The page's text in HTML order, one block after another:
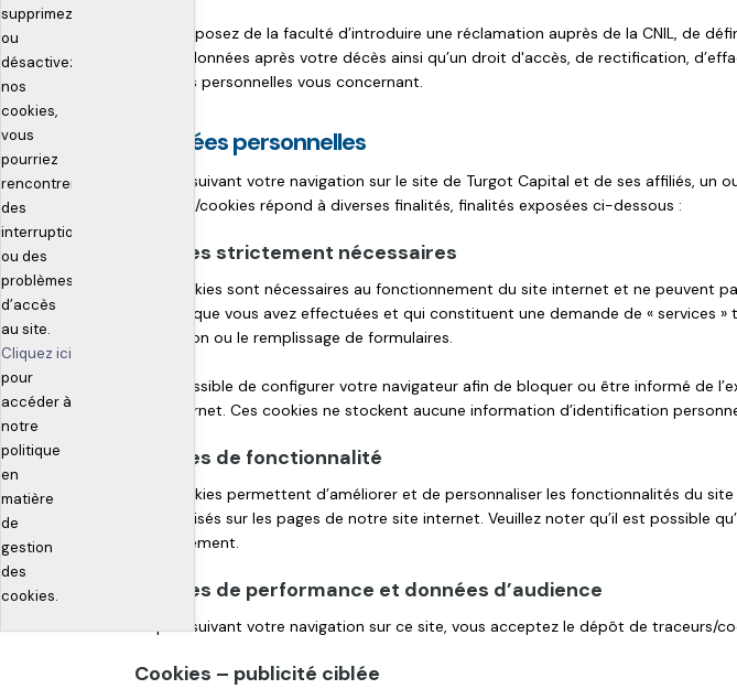
supprimez
ou
désactivez
nos
cookies,
vous
pourriez
rencontrer
des
interruptions
ou des
problèmes
d’accès
au site.
Cliquez ici
pour
accéder à
notre
politique
en
matière
de
gestion
des
cookies.
Vous disposez de la faculté d’introduire une réclamation auprès de la CNIL, de
de vos données après votre décès ainsi qu’un droit d'accès, de rectification,
données personnelles vous concernant.
Données personnelles
En poursuivant votre navigation sur le site de Turgot Capital et de ses affiliés,
traceurs/cookies répond à diverses finalités, finalités exposées ci-dessous :
Cookies strictement nécessaires
Ces cookies sont nécessaires au fonctionnement du site internet et ne peuvent
actions que vous avez effectuées et qui constituent une demande de « services
connexion ou le remplissage de formulaires.
Il est possible de configurer votre navigateur afin de bloquer ou être informé de
site internet. Ces cookies ne stockent aucune information d’identification
Cookies de fonctionnalité
Ces cookies permettent d’améliorer et de personnaliser les fonctionnalités du
sont utilisés sur les pages de notre site internet. Veuillez noter qu’il est
correctement.
Cookies de performance et données d’audience
En poursuivant votre navigation sur ce site, vous acceptez le dépôt de traceurs/
Cookies – publicité ciblée